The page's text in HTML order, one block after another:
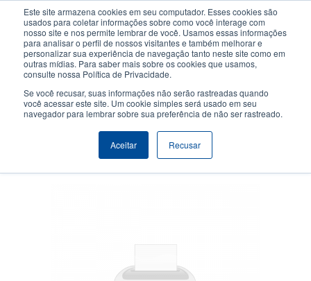
Este site armazena cookies em seu computador. Esses cookies são
usados para coletar informações sobre como você interage com
nosso site e nos permite lembrar de você. Usamos essas informações
para analisar o perfil de nossos visitantes e também melhorar e
personalizar sua experiência de navegação tanto neste site como em
outras mídias. Para saber mais sobre os cookies que usamos,
consulte nossa Política de Privacidade.
Se você recusar, suas informações não serão rastreadas quando
você acessar este site. Um cookie simples será usado em seu
navegador para lembrar sobre sua preferência de não ser rastreado.
Aceitar Recusar
conteúdo
principal
User
account
User
Header
Seletor de Produto Contactar Vendas
Cartão de memória de troca